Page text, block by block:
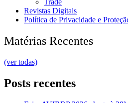
Trade
Revistas Digitais
Política de Privacidade e
Matérias Recentes
(ver todas)
Posts recentes